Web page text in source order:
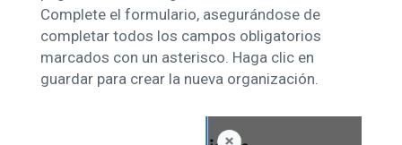
Complete el formulario, asegurándose de
completar todos los campos obligatorios
marcados con un asterisco. Haga clic en
guardar para crear la nueva organización.